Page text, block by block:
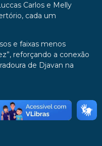
Carlos e Melly
cada um
e faixas menos
reforçando a conexão
de Djavan na